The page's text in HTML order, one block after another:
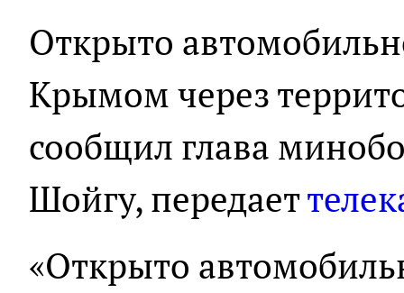
Открыто
Крымом через
сообщил глава
Шойгу, передает
«Открыто